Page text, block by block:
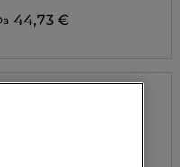
44,73 €